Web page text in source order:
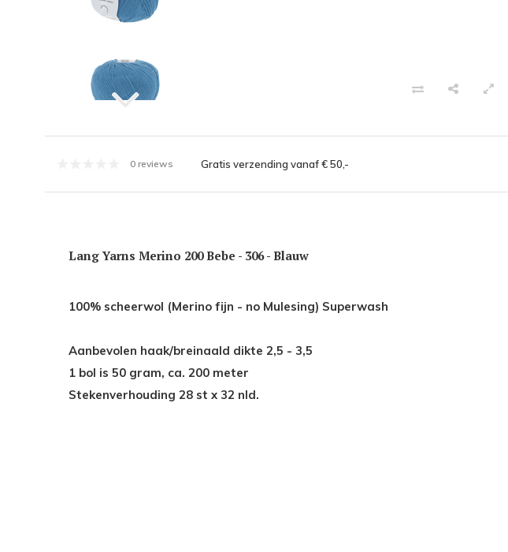
0 reviews Gratis verzending vanaf € 50,-
Lang Yarns Merino 200 Bebe - 306 - Blauw
100% scheerwol (Merino fijn - no Mulesing) Superwash
Aanbevolen haak/breinaald dikte 2,5 - 3,5
1 bol is 50 gram, ca. 200 meter
Stekenverhouding 28 st x 32 nld.